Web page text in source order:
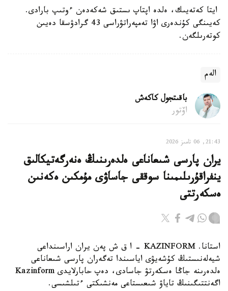
ايتا كەتەيىك، ەلدە اپتاپ ىستىق شەكەدەن ءوتىپ بارادى.
كەيىنگى كۇندەرى اۋا تەمپەراتۋراسى 43 گرادۋسقا دەيىن
كوتەرىلگەن.
الەم
باقىتجول كاكەش
اۆتور
21:43, 06 تامىز 2026
يران پارسى شىعاناعى ەلدەرىنىڭ ەنەرگەتيكالىق
ينفراقۇرىلىمىنا سوققى جاساۋى مۇمكىن ەكەنىن
ەسكەرتتى
استانا. KAZINFORM - ا ق ش پەن يران اراسىنداعى
شيەلەنىستىڭ كۇشەيۋى اياسىندا تەگەران پارسى شىعاناعى
ەلدەرىنە جاڭا ەسكەرتۋ جاسادى، دەپ حابارلايدى Kazinform
اگەنتتىگىنىڭ تاياۋ شىعىستاعى مەنشىكتى ءتىلشىسى.